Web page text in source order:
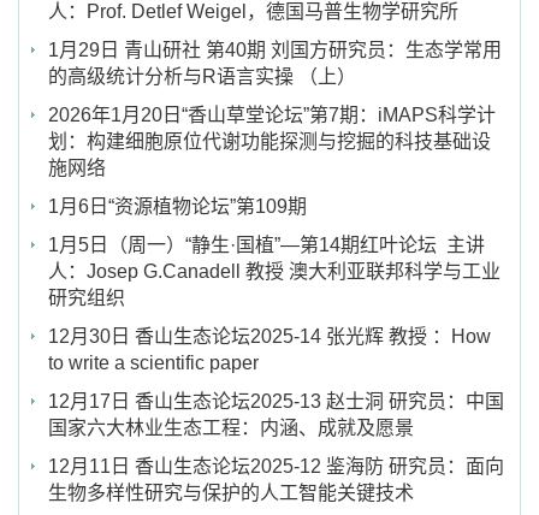
人：Prof. Detlef Weigel，德国马普生物学研究所
1月29日 青山研社 第40期 刘国方研究员：生态学常用
的高级统计分析与R语言实操 （上）
2026年1月20日“香山草堂论坛”第7期：iMAPS科学计
划：构建细胞原位代谢功能探测与挖掘的科技基础设
施网络
1月6日“资源植物论坛”第109期
1月5日（周一）“静生·国植”—第14期红叶论坛 主讲
人：Josep G.Canadell 教授 澳大利亚联邦科学与工业
研究组织
12月30日 香山生态论坛2025-14 张光辉 教授 ：How
to write a scientific paper
12月17日 香山生态论坛2025-13 赵士洞 研究员：中国
国家六大林业生态工程：内涵、成就及愿景
12月11日 香山生态论坛2025-12 鉴海防 研究员：面向
生物多样性研究与保护的人工智能关键技术